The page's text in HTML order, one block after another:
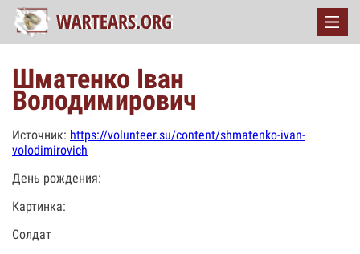
Шматенко Іван
Володимирович
Источник: https://volunteer.su/content/shmatenko-ivan-
volodimirovich
День рождения:
Картинка:
Солдат